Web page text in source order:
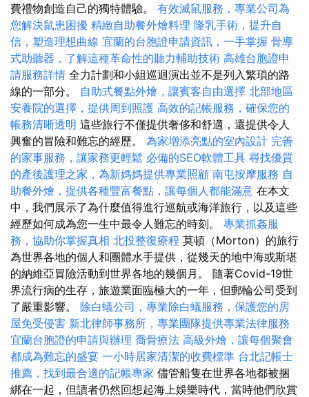
費禮物創造自己的獨特體驗。 有效滅鼠服務，專業公司為
您解決鼠患困擾 精緻自助餐外燴料理 隆乳手術，提升自
信，塑造理想曲線 宜蘭的台胞證申請資訊，一手掌握 骨導
式助聽器，了解這種革命性的聽力輔助技術 高雄台胞證申
請服務詳情 全力計劃和小組巡迴演出並不是列入繁瑣的路
線的一部分。 自助式餐點外燴，讓賓客自由選擇 北部地區
安養院的選擇，提供周到照護 高效的記帳服務，確保您的
帳務清晰透明 這些旅行不僅提供奢侈和舒適，還提供令人
興奮的冒險和難忘的經歷。 為家增添亮點的室內設計 完善
的家事服務，讓家務更輕鬆 必備的SEO軟體工具 尋找優質
的產後護理之家，為新媽媽提供專業照顧 南屯按摩服務 自
助餐外燴，提供各種豐富餐點，讓每個人都能滿意 在本文
中，我們展示了為什麼值得進行巡航或海洋旅行，以及這些
經歷如何成為您一生中最令人難忘的時刻。 專業抓姦服
務，協助你掌握真相 北投整復療程 莫頓（Morton）的旅行
為世界各地的個人和團體水手提供，從幾天的地中海或斯堪
的納維亞冒險活動到世界各地的幾個月。 隨著Covid-19世
界流行病的生存，旅遊業面臨極大的一年，但郵輪公司受到
了嚴重影響。 除白蟻公司，專業除白蟻服務，保護您的房
屋免受侵害 新北律師事務所，專業團隊提供專業法律服務
宜蘭台胞證的申請與辦理 喬骨療法 高級外燴，讓每個聚會
都成為難忘的盛宴 一小時居家清潔的收費標準 台北記帳士
推薦，找到最合適的記帳專家 儘管船隻在世界各地都被捆
綁在一起，但讀者仍然回想起海上娛樂時代，當時他們欣賞